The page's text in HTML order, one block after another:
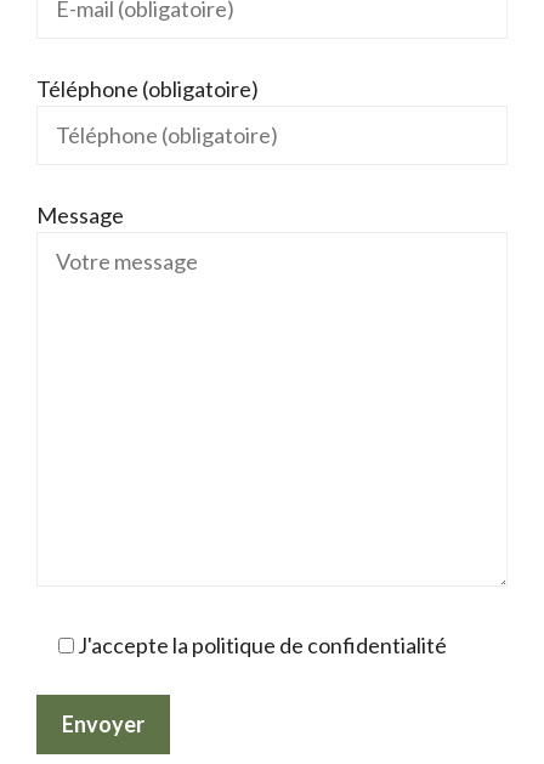
Téléphone (obligatoire)
Message
J'accepte la politique de confidentialité